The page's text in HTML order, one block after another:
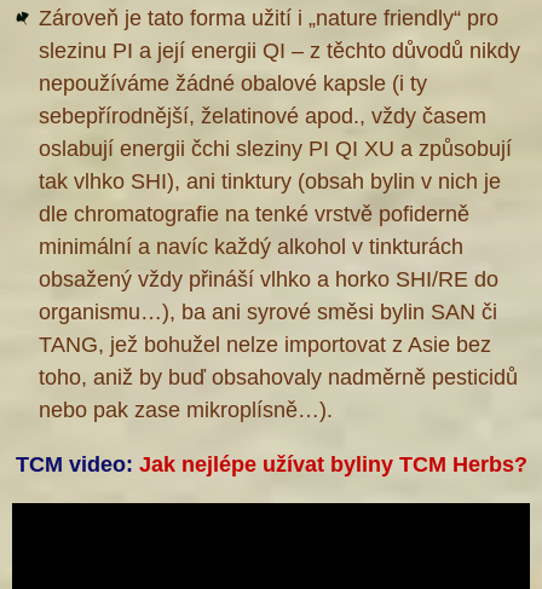
Zároveň je tato forma užití i „nature friendly“ pro
slezinu PI a její energii QI – z těchto důvodů nikdy
nepoužíváme žádné obalové kapsle (i ty
sebepřírodnější, želatinové apod., vždy časem
oslabují energii čchi sleziny PI QI XU a způsobují
tak vlhko SHI), ani tinktury (obsah bylin v nich je
dle chromatografie na tenké vrstvě pofiderně
minimální a navíc každý alkohol v tinkturách
obsažený vždy přináší vlhko a horko SHI/RE do
organismu…), ba ani syrové směsi bylin SAN či
TANG, jež bohužel nelze importovat z Asie bez
toho, aniž by buď obsahovaly nadměrně pesticidů
nebo pak zase mikroplísně…).
TCM video: Jak nejlépe užívat byliny TCM Herbs?